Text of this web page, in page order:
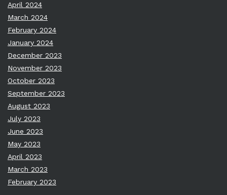
April 2024
March 2024
February 2024
January 2024
December 2023
November 2023
October 2023
September 2023
August 2023
July 2023
June 2023
May 2023
April 2023
March 2023
February 2023